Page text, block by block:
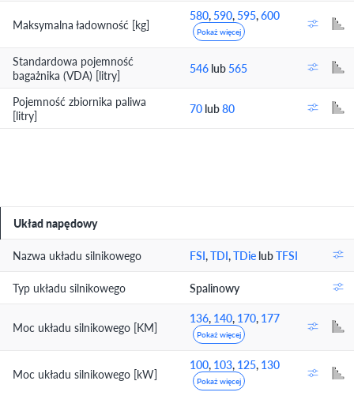
Maksymalna ładowność [kg]
580, 590, 595,600
Pokaż więcej
Standardowa pojemność
bagażnika (VDA) [litry]
546 lub 565
Pojemność zbiornika paliwa
[litry]
70 lub80
Układ napędowy
Nazwa układu silnikowego FSI,TDI,TDie lubTFSI
Typ układu silnikowego Spalinowy
Moc układu silnikowego [KM]
136, 140, 170, 177
Pokaż więcej
Moc układu silnikowego [kW]
100, 103, 125, 130
Pokaż więcej